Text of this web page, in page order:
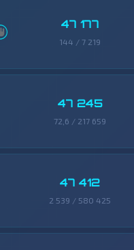
47 177
144 / 7 219
47 245
72,6 / 217 659
47 412
2 539 / 580 425